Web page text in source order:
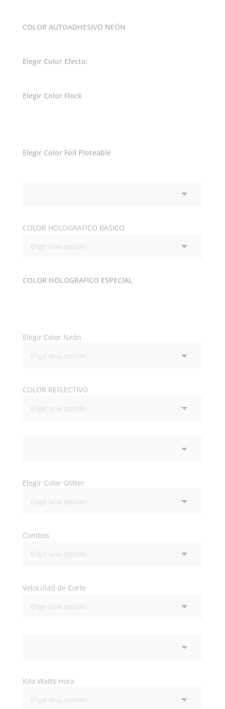
COLOR AUTOADHESIVO NEÓN
Elegir Color Efecto:
Elegir Color Flock
Elegir Color Foil Ploteable
COLOR HOLOGRAFICO BASICO
COLOR HOLOGRAFICO ESPECIAL
Elegir Color Neón
COLOR REFLECTIVO
Elegir Color Glitter
Combos
Velocidad de Corte
Kilo Watts Hora